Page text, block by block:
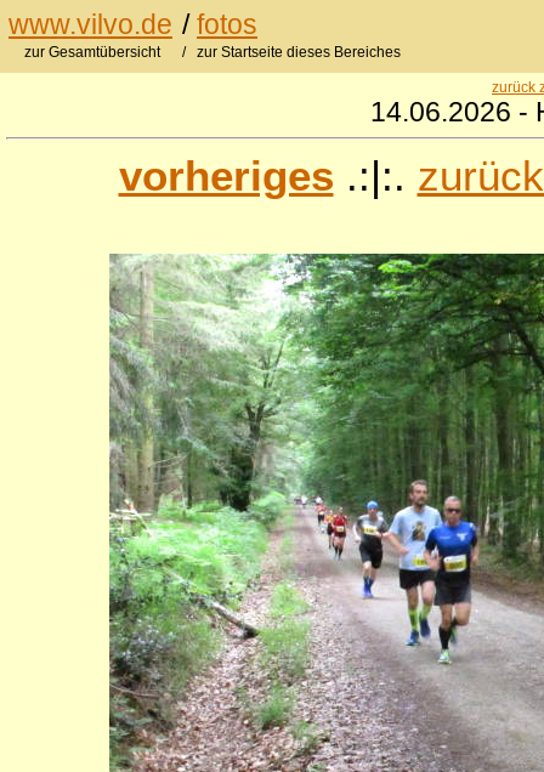
www.vilvo.de /fotos
zur Gesamtübersicht / zur Startseite dieses Bereiches
zurück
14.06.2026 -
vorheriges .:|:.